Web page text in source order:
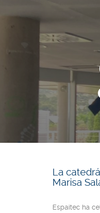
La
Marisa
Espaitec ha